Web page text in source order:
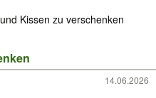
Kissen zu verschenken
14.06.2026